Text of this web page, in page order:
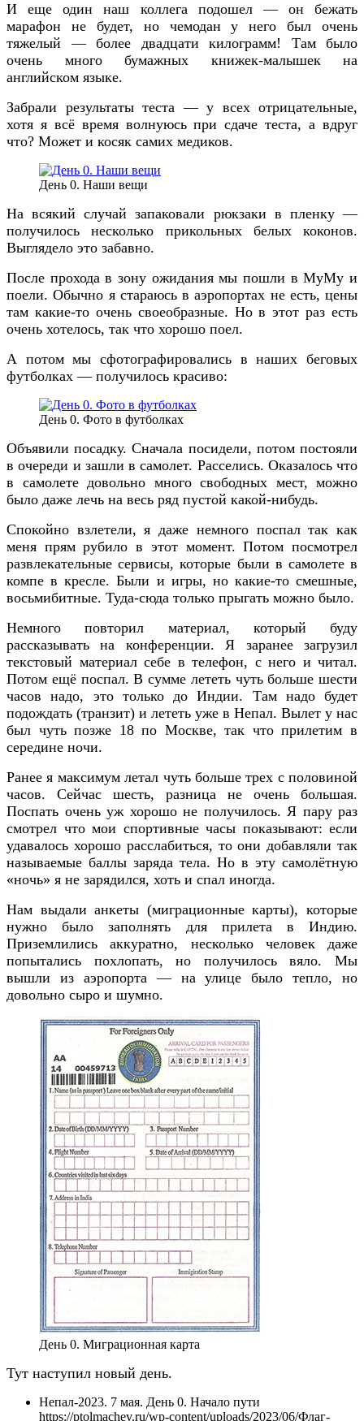
И еще один наш коллега подошел — он бежать
марафон не будет, но чемодан у него был очень
тяжелый — более двадцати килограмм! Там было
очень много бумажных книжек-малышек на
английском языке.
Забрали результаты теста — у всех отрицательные,
хотя я всё время волнуюсь при сдаче теста, а вдруг
что? Может и косяк самих медиков.
День 0. Наши вещи
На всякий случай запаковали рюкзаки в пленку —
получилось несколько прикольных белых коконов.
Выглядело это забавно.
После прохода в зону ожидания мы пошли в МуМу и
поели. Обычно я стараюсь в аэропортах не есть, цены
там какие-то очень своеобразные. Но в этот раз есть
очень хотелось, так что хорошо поел.
А потом мы сфотографировались в наших беговых
футболках — получилось красиво:
День 0. Фото в футболках
Объявили посадку. Сначала посидели, потом постояли
в очереди и зашли в самолет. Расселись. Оказалось что
в самолете довольно много свободных мест, можно
было даже лечь на весь ряд пустой какой-нибудь.
Спокойно взлетели, я даже немного поспал так как
меня прям рубило в этот момент. Потом посмотрел
развлекательные сервисы, которые были в самолете в
компе в кресле. Были и игры, но какие-то смешные,
восьмибитные. Туда-сюда только прыгать можно было.
Немного повторил материал, который буду
рассказывать на конференции. Я заранее загрузил
текстовый материал себе в телефон, с него и читал.
Потом ещё поспал. В сумме лететь чуть больше шести
часов надо, это только до Индии. Там надо будет
подождать (транзит) и лететь уже в Непал. Вылет у нас
был чуть позже 18 по Москве, так что прилетим в
середине ночи.
Ранее я максимум летал чуть больше трех с половиной
часов. Сейчас шесть, разница не очень большая.
Поспать очень уж хорошо не получилось. Я пару раз
смотрел что мои спортивные часы показывают: если
удавалось хорошо расслабиться, то они добавляли так
называемые баллы заряда тела. Но в эту самолётную
«ночь» я не зарядился, хоть и спал иногда.
Нам выдали анкеты (миграционные карты), которые
нужно было заполнять для прилета в Индию.
Приземлились аккуратно, несколько человек даже
попытались похлопать, но получилось вяло. Мы
вышли из аэропорта — на улице было тепло, но
довольно сыро и шумно.
День 0. Миграционная карта
Тут наступил новый день.
Непал-2023. 7 мая. День 0. Начало пути
https://ptolmachev.ru/wp-content/uploads/2023/06/Флаг-